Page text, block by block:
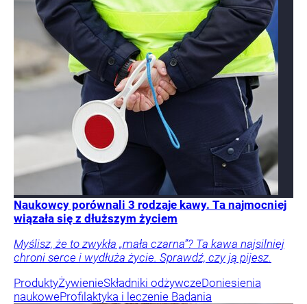
Naukowcy porównali 3 rodzaje kawy. Ta najmocniej
wiązała się z dłuższym życiem
Myślisz, że to zwykła „mała czarna”? Ta kawa najsilniej
chroni serce i wydłuża życie. Sprawdź, czy ją pijesz.
ProduktyŻywienieSkładniki odżywczeDoniesienia
naukoweProfilaktyka i leczenie Badania